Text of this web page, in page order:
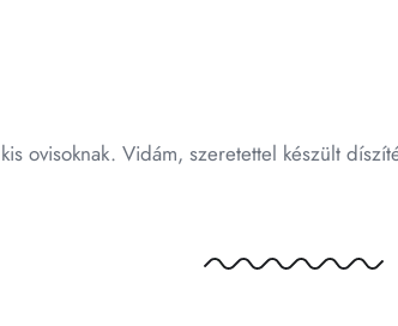
ovisoknak. Vidám, szeretettel készült